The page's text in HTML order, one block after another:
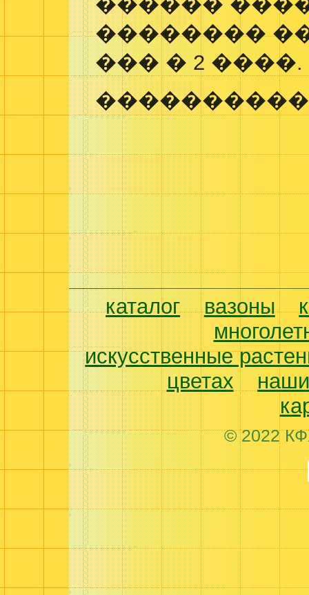
��������
��� � 2 ����.
каталог вазоны
искусственные
цветах
© 2022